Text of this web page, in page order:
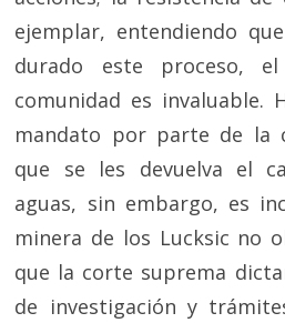
ejemplar, entendiendo
durado este proceso,
comunidad es invaluable.
mandato por parte de la
que se les devuelva el
aguas, sin embargo, es
minera de los Lucksic no
que la corte suprema
de investigación y